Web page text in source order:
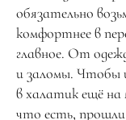
обязательно
комфортнее в
главное. От
и заломы. Чтобы
в халатик ещё
что есть, прошли